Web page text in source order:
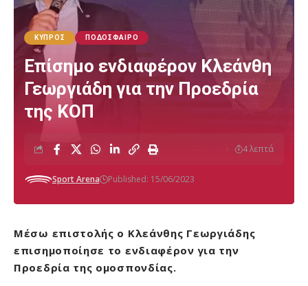
ΚΎΠΡΟΣ ΠΟΔΌΣΦΑΙΡΟ
Επίσημο ενδιαφέρον Κλεάνθη
Γεωργιάδη για την Προεδρία
της ΚΟΠ
Sport Arena Published: 15/06/2023
4 λεπτά
Μέσω επιστολής ο Κλεάνθης Γεωργιάδης
επισημοποίησε το ενδιαφέρον για την
Προεδρία της ομοσπονδίας.